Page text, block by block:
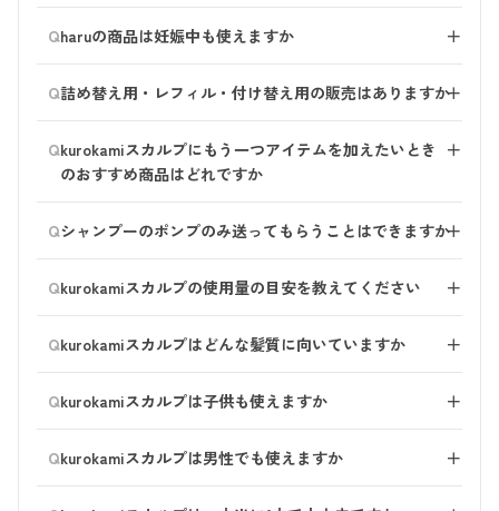
なお次の環境につきましては、セキュリティの観点や
Microsoftによる開発終了に伴い、haruオンラインショッ
プでのサポートを終了しております。推奨環境でのご利
用をお願いいたします。
・Windows XP以前のパソコンからのご利用
・Internet Explorerでのご利用てから再度お試しくださ
い。
女性の髪や肌のことを考えて作られた商品もございます
が、男性のお客様にもご使用いただけると考えておりま
す。
Qharuの商品は妊娠中も使えますか
＋
ますが、 妊娠中はお肌がデリケートになりやすく、香
りにも敏感になる場合がありますので、ご体調に合わせ
てご使用ください。
Q詰め替え用・レフィル・付け替え用の販売はありますか＋
ん。
特にシャンプーやボディウォッシュの詰め替えに関して
は多くのご要望をいただいており、開発に向けて検討を
続けております。
ただ、haruの商品は防腐剤を使用しておらず、詰め替え
お客様に安心してお使いいただける形が整い次第、詰め
替え用やレフィルのご提供を目指してまいります。
容器の処分や環境への配慮に関して心苦しい限りです
が、ご理解のほどお願いいたします。
Qkurokamiスカルプにもう一つアイテムを加えたいとき
のおすすめ商品はどれですか
＋
→保湿成分たっぷりの デリ・レシピトリートメント が
おすすめです。天然由来の上質なオイル成分も配合して
おり、しっとりまとまる髪に導きます。
●髪のツヤを出したい！手軽にケアしたい！
アですが、海洋深層水のちからで髪の内側から潤してく
れます。
●髪のつるんと感がほしい！
Qシャンプーのポンプのみ送ってもらうことはできますか＋
Qkurokamiスカルプの使用量の目安を教えてください
＋
が、ご自身の髪にあわせた量をお使いいただくことで、
シャンプーの良さを感じやすくなります。
次の目安を参考に、髪の長さや太さ、量にあわせて、調
整しながらお使いください。
Qkurokamiスカルプはどんな髪質に向いていますか
＋
Qkurokamiスカルプは子供も使えますか
＋
お作りしているわけではございませんので、お肌のバリ
ア機能が整ってくる2～3歳以上のご使用をおすすめして
Qkurokamiスカルプは男性でも使えますか
＋